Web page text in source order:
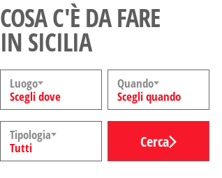
COSA C'È DA FARE
IN SICILIA
Luogo
Scegli dove
Quando
Scegli quando
Tipologia
Tutti
Cerca